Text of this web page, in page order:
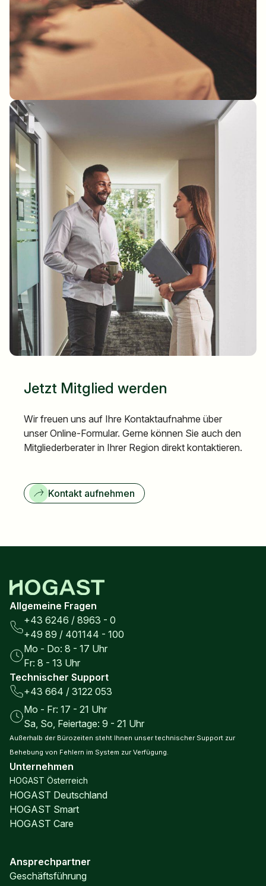
Jetzt Mitglied werden
Wir freuen uns auf Ihre Kontaktaufnahme über
unser Online-Formular. Gerne können Sie auch den
Mitgliederberater in Ihrer Region direkt kontaktieren.
Kontakt aufnehmen
Allgemeine Fragen
+43 6246 / 8963 - 0
+49 89 / 401144 - 100
Mo - Do: 8 - 17 Uhr
Fr: 8 - 13 Uhr
Technischer Support
+43 664 / 3122 053
Mo - Fr: 17 - 21 Uhr
Sa, So, Feiertage: 9 - 21 Uhr
Außerhalb der Bürozeiten steht Ihnen unser technischer Support zur
Behebung von Fehlern im System zur Verfügung.
Unternehmen
HOGAST Österreich
HOGAST Deutschland
HOGAST Smart
HOGAST Care
Ansprechpartner
Geschäftsführung